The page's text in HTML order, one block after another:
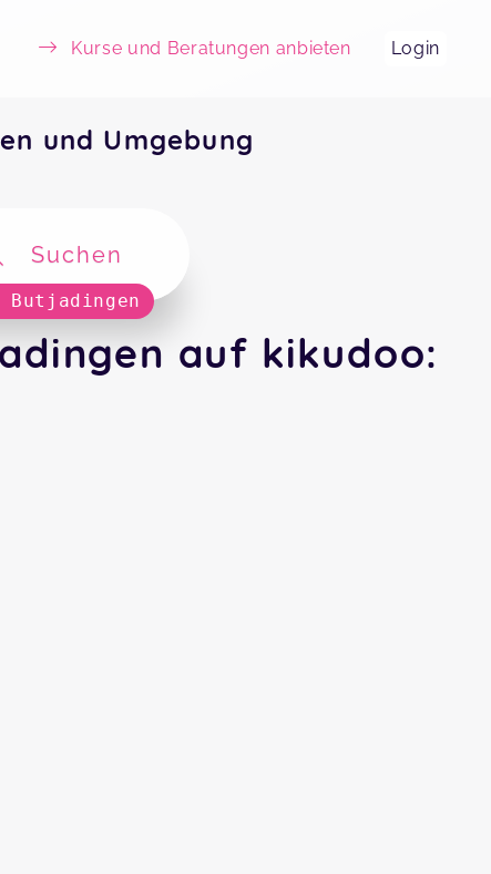
Kurse und Beratungen anbieten Login
und Umgebung
Suchen
auf kikudoo: